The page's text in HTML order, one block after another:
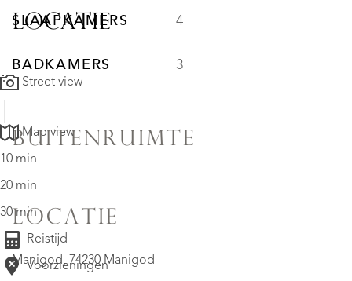
SLAAPKAMERS 4
BADKAMERS 3
BUITENRUIMTE
LOCATIE
Manigod, 74230 Manigod
LOCATIE
Street view
Map view
10 min
20 min
30 min
Reistijd
Voorzieningen